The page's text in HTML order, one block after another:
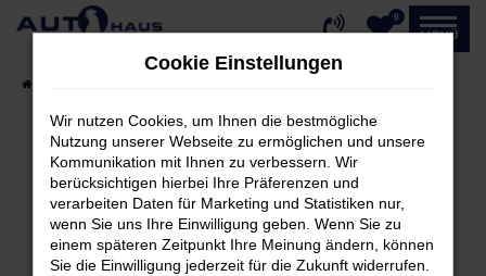
Zum
0
MENÜ
Fehler: Network Error
Beim Laden ist ein Fehler aufgetreten.
Hier sind ein paar Tipps, die dir helfen können:
Cookie Einstellungen
Wir nutzen Cookies, um Ihnen die bestmögliche
Nutzung unserer Webseite zu ermöglichen und unsere
Kommunikation mit Ihnen zu verbessern. Wir
berücksichtigen hierbei Ihre Präferenzen und
verarbeiten Daten für Marketing und Statistiken nur,
wenn Sie uns Ihre Einwilligung geben. Wenn Sie zu
einem späteren Zeitpunkt Ihre Meinung ändern, können
Sie die Einwilligung jederzeit für die Zukunft widerrufen.